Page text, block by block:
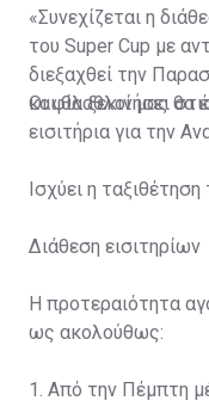
«Συνεχίζεται η
του Super Cup με
διεξαχθεί την
και θα ξεκινήσει
Οι φίλαθλοί μας θα
εισιτήρια για την
Ισχύει η
Διάθεση εισιτηρίων
Η προτεραιότητα
ως ακολούθως:
1. Από την Πέμπτη